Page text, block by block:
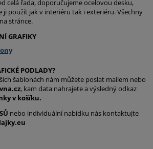
celá řada, doporučujeme ocelovou desku,
ji použít jak v interiéru tak i exteriéru. Všechny
stránce.
GRAFIKY
PODLADY?
šablonách nám můžete poslat mailem nebo
, kam data nahrajete a výsledný odkaz
v košíku.
nebo individuální nabídku nás kontaktujte